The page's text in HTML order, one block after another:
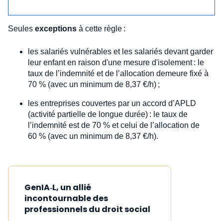
Seules exceptions à cette règle :
les salariés vulnérables et les salariés devant garder
leur enfant en raison d'une mesure d'isolement : le
taux de l’indemnité et de l’allocation demeure fixé à
70 % (avec un minimum de 8,37 €/h) ;
les entreprises couvertes par un accord d’APLD
(activité partielle de longue durée) : le taux de
l’indemnité est de 70 % et celui de l’allocation de
60 % (avec un minimum de 8,37 €/h).
GenIA‑L, un allié
incontournable des
professionnels du droit social